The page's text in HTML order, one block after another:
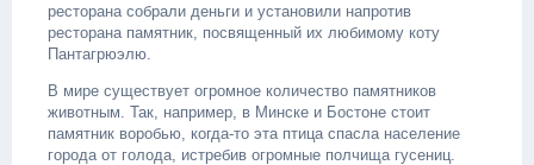
ресторана собрали деньги и установили напротив
ресторана памятник, посвященный их любимому коту
Пантагрюэлю.
В мире существует огромное количество памятников
животным. Так, например, в Минске и Бостоне стоит
памятник воробью, когда-то эта птица спасла население
города от голода, истребив огромные полчища гусениц.